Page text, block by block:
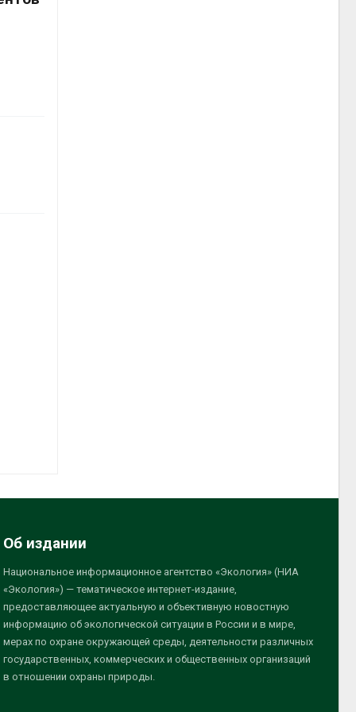
Об издании
Национальное информационное агентство «Экология» (НИА
«Экология») — тематическое интернет-издание,
предоставляющее актуальную и объективную новостную
информацию об экологической ситуации в России и в мире,
мерах по охране окружающей среды, деятельности различных
государственных, коммерческих и общественных организаций
в отношении охраны природы.